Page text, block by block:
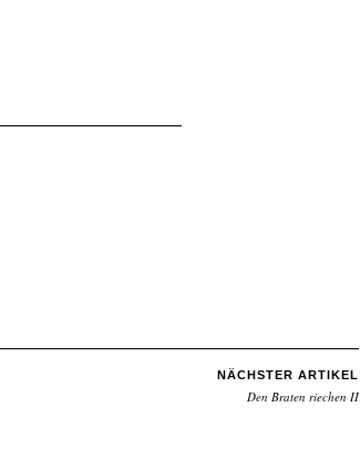
NÄCHSTER ARTIKEL
Den Braten riechen II